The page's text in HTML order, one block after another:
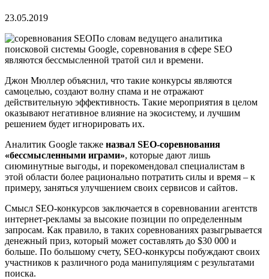
23.05.2019
По словам ведущего аналитика
поисковой системы Google, соревнования в сфере SEO
являются бессмысленной тратой сил и времени.
Джон Мюллер объяснил, что такие конкурсы являются
самоцелью, создают волну спама и не отражают
действительную эффективность. Такие мероприятия в целом
оказывают негативное влияние на экосистему, и лучшим
решением будет игнорировать их.
Аналитик Google также назвал SEO-соревнования
«бессмысленными играми», которые дают лишь
сиюминутные выгоды, и порекомендовал специалистам в
этой области более рационально потратить силы и время – к
примеру, заняться улучшением своих сервисов и сайтов.
Смысл SEO-конкурсов заключается в соревновании агентств
интернет-рекламы за высокие позиции по определенным
запросам. Как правило, в таких соревнованиях разыгрывается
денежный приз, который может составлять до $30 000 и
больше. По большому счету, SEO-конкурсы побуждают своих
участников к различного рода манипуляциям с результатами
поиска.